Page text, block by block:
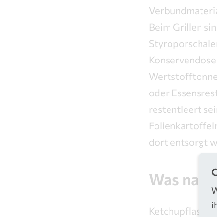
Beim Grillen
oder
restentleert
dort entsorgt
Was